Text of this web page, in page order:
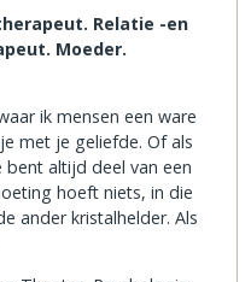
Relatie -en
Moeder.
ik mensen een ware
met je geliefde. Of als
bent altijd deel van een
hoeft niets, in die
ander kristalhelder. Als